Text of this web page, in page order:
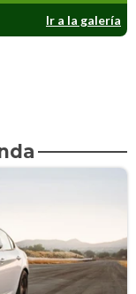
Ir a la galería